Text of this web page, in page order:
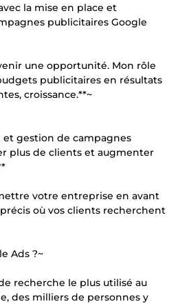
la mise en place et
publicitaires Google
une opportunité. Mon rôle
publicitaires en résultats
croissance.**~
gestion de campagnes
plus de clients et augmenter
votre entreprise en avant
où vos clients recherchent
Ads ?~
recherche le plus utilisé au
des milliers de personnes y